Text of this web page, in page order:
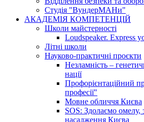
Студія "ВундерМАНи"
АКАДЕМІЯ КОМПЕТЕНЦІЙ
Школи майстерності
Loudspeaker. Express
Літні школи
Науково-практичні проєкти
Незламність –
нації
Профорієнтаційний
професії"
Мовне обличчя Києва
SOS: Здолаємо омелу,
насадження Києва